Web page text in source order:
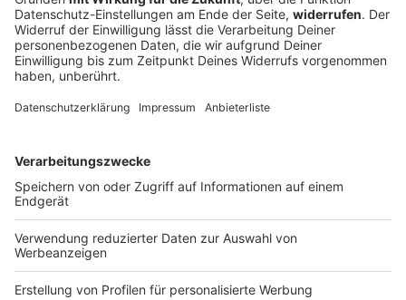
zahlen
Die Bundesregierung braucht dringend Geld. Jetzt will
sie bei manchen Vereinen die Hand aufhalten.
DEINE GEMERKTEN ARTIKEL
Du hast dir noch keine Artikel gemerkt
Markiere sie hierfür mit einem